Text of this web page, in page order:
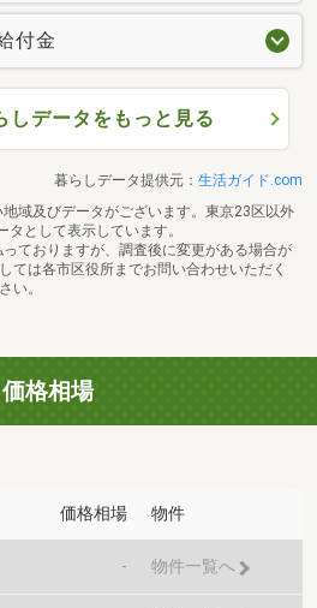
付金
しデータをもっと見る
暮らしデータ提供元： 生活ガイド.com
域及びデータがございます。東京23区以外
として表示しています。
ておりますが、調査後に変更がある場合が
ては各市区役所までお問い合わせいただく
い。
価格相場
価格相場 物件
- 物件一覧へ